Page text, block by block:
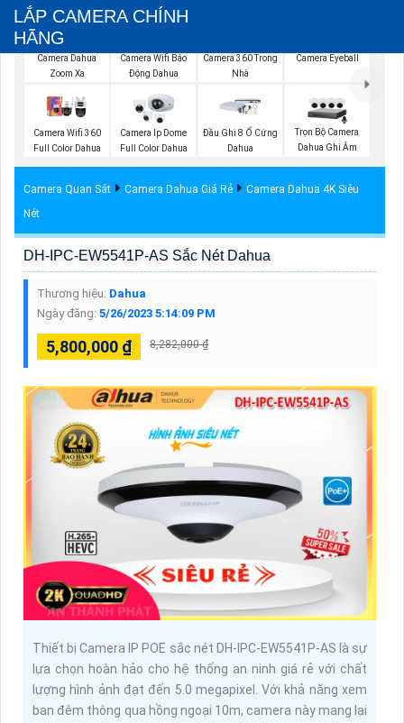
LẮP CAMERA CHÍNH
HÃNG
Camera Dahua
Zoom Xa
Camera Wifi Báo
Động Dahua
Camera 360 Trong
Nhà
Camera Eyeball
Camera Wifi 360
Full Color Dahua
Camera Ip Dome
Full Color Dahua
Đầu Ghi 8 Ổ Cứng
Dahua
Trọn Bộ Camera
Dahua Ghi Âm
Camera Quan Sát Camera Dahua Giá Rẻ
Camera Dahua 4K Siêu
Nét
DH-IPC-EW5541P-AS Sắc Nét Dahua
Thương hiệu: Dahua
Ngày đăng: 5/26/2023 5:14:09 PM
5,800,000 ₫ 8,282,000 ₫
Thiết bị Camera IP POE sắc nét DH-IPC-EW5541P-AS là sự
lựa chọn hoàn hảo cho hệ thống an ninh giá rẻ với chất
lượng hình ảnh đạt đến 5.0 megapixel. Với khả năng xem
ban đêm thông qua hồng ngoại 10m, camera này mang lại